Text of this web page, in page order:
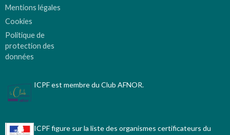
Mentions légales
Cookies
Politique de
protection des
données
ICPF est membre du Club AFNOR.
ICPF figure sur la liste des organismes certificateurs du